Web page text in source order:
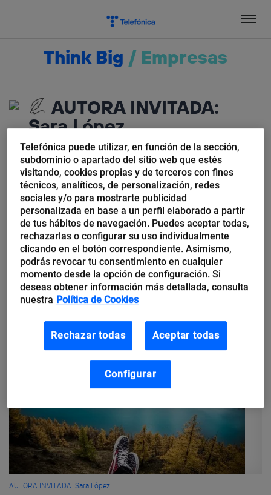
Think Big / Empresas
AUTORA INVITADA:
Sara López
Sara Lópezes unadigital nomadespañola que trabaja
comocountry marketing managerespecializada en
SEO. Trabaja para Trendhim, empresa fundada por dos
jóvenes daneses de 18 años y ahora dirige su propia
web, sara-lopez.com, donde habla de sus viajes y
aventuras. Su ubicación actual es Horsens,
Dinamarca.
AUTORA INVITADA: Sara López
Telefónica puede utilizar, en función de la sección,
subdominio o apartado del sitio web que estés
visitando, cookies propias y de terceros con fines
técnicos, analíticos, de personalización, redes
sociales y/o para mostrarte publicidad
personalizada en base a un perfil elaborado a partir
de tus hábitos de navegación. Puedes aceptar todas,
rechazarlas o configurar su uso individualmente
clicando en el botón correspondiente. Asimismo,
podrás revocar tu consentimiento en cualquier
momento desde la opción de configuración. Si
deseas obtener información más detallada, consulta
nuestra Política de Cookies
Rechazar todas Aceptar todas
Configurar